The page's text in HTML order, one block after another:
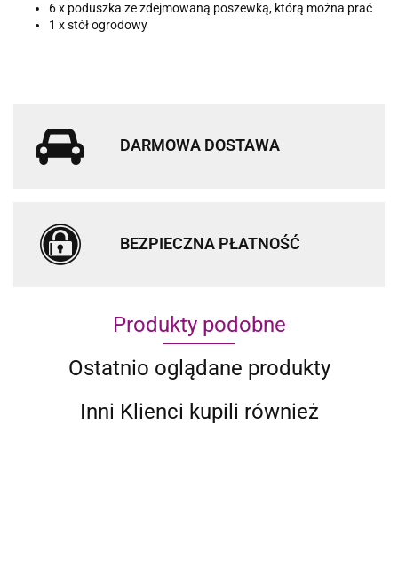
6 x poduszka ze zdejmowaną poszewką, którą można prać
1 x stół ogrodowy
DARMOWA DOSTAWA
BEZPIECZNA PŁATNOŚĆ
Produkty podobne
Ostatnio oglądane produkty
Inni Klienci kupili również